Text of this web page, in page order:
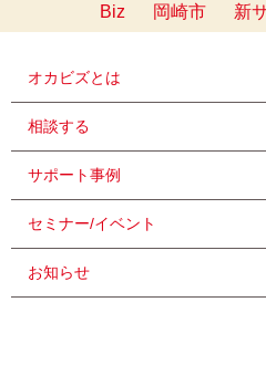
Biz
岡崎市 新
オカビズとは
相談する
サポート事例
セミナー/イベント
お知らせ